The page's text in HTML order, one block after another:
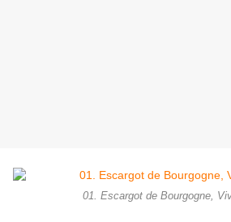
01. Escargot de Bourgogne,